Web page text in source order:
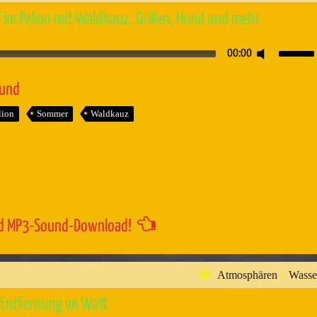
Pelion mit Waldkauz, Grillen, Hund und mehr
00:00
Sommer Waldkauz
Sound-Download!
Atmosphären »
im Watt